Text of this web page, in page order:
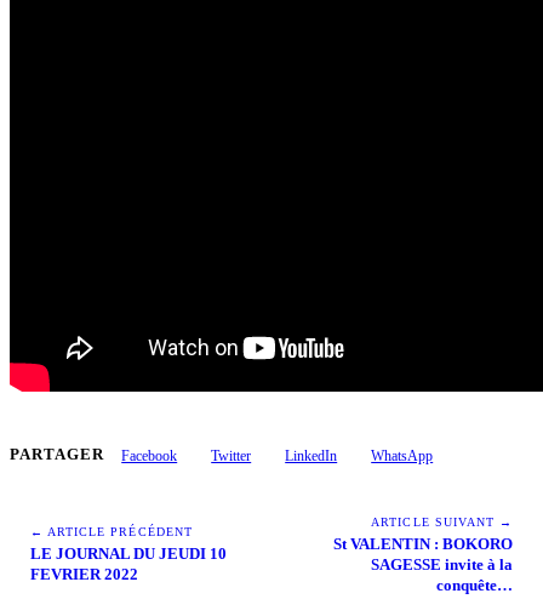
PARTAGER Facebook Twitter LinkedIn WhatsApp
← ARTICLE PRÉCÉDENT
LE JOURNAL DU JEUDI 10
FEVRIER 2022
ARTICLE SUIVANT →
St VALENTIN : BOKORO
SAGESSE invite à la
conquête…